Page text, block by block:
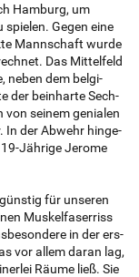
Ham­burg, um
spie­len. Gegen eine
Mann­schaft wurde
Das Mit­tel­feld
neben dem bel­gi­
der bein­har­te Sech­
von sei­nem ge­nia­len
In der Ab­wehr hin­ge­
Jäh­ri­ge Je­ro­me
für un­se­ren
Mus­kel­fa­ser­riss
in der ers­
vor allem daran lag,
Räume ließ. Sie